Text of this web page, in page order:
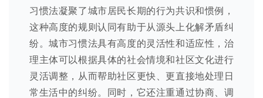
习惯法凝聚了城市居民长期的行为共识和惯例，
这种高度的规则认同有助于从源头上化解矛盾纠
纷。城市习惯法具有高度的灵活性和适应性，治
理主体可以根据具体的社会情境和社区文化进行
灵活调整，从而帮助社区更快、更直接地处理日
常生活中的纠纷。同时，它还注重通过协商、调